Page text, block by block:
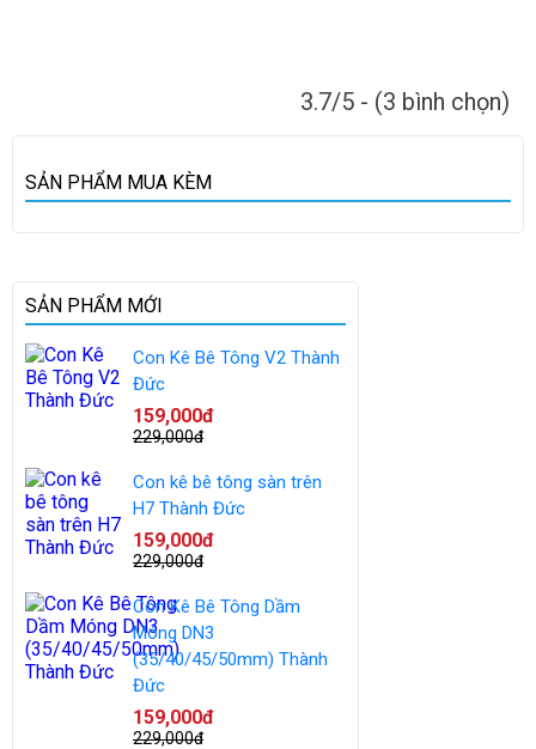
3.7/5 - (3 bình chọn)
SẢN PHẨM MUA KÈM
SẢN PHẨM MỚI
Con Kê Bê Tông V2 Thành
Đức
159,000đ
229,000đ
Con kê bê tông sàn trên
H7 Thành Đức
159,000đ
229,000đ
Con Kê Bê Tông Dầm
Móng DN3
(35/40/45/50mm) Thành
Đức
159,000đ
229,000đ